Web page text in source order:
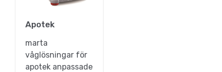
Apotek
marta
våglösningar för
apotek anpassade